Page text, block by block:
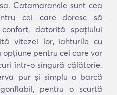
Catamaranele sunt cea
cei care doresc să
datorită spațiului
vitezei lor, iahturile cu
opțiune pentru cei care vor
într-o singură călătorie.
pur și simplu o barcă
pentru o scurtă